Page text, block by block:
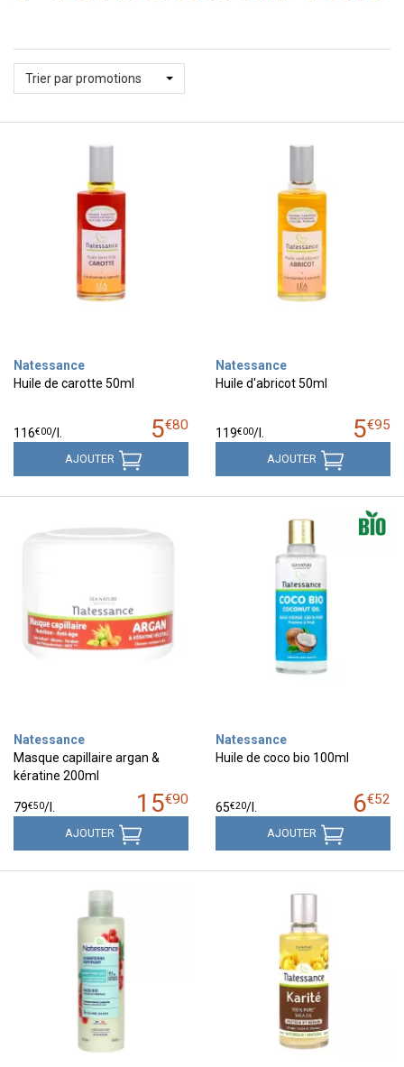
Trier par promotions
Natessance
Huile de carotte 50ml
5€80
116€00/
AJOUTER
Natessance
Huile d'abricot 50ml
5€95
119€00/
AJOUTER
Natessance
Masque capillaire argan &
kératine 200ml
15€90
79€50/
AJOUTER
Natessance
Huile de coco bio 100ml
6€52
65€20/
AJOUTER